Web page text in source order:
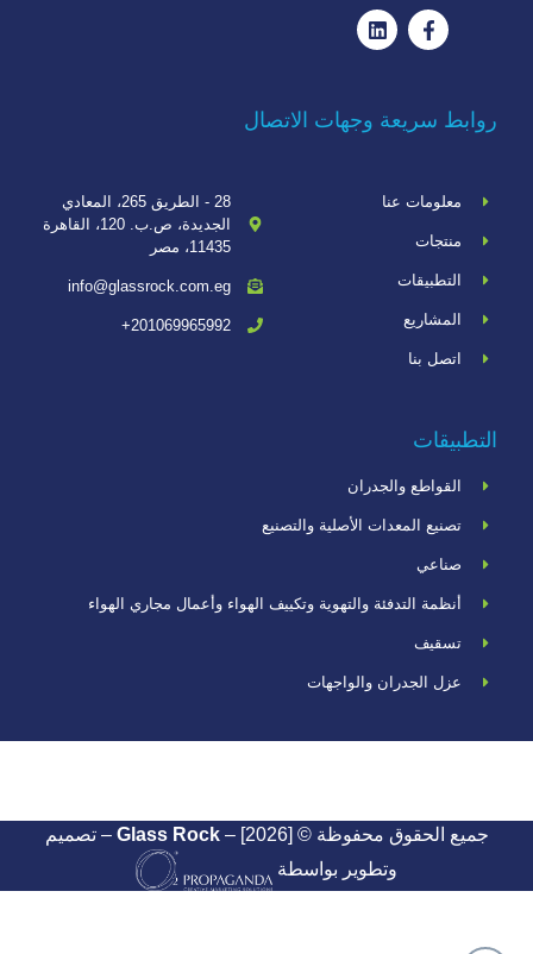
روابط سريعة وجهات الاتصال
معلومات عنا
منتجات
التطبيقات
المشاريع
اتصل بنا
28 - الطريق 265، المعادي
الجديدة، ص.ب. 120، القاهرة
11435، مصر
info@glassrock.com.eg
201069965992+
التطبيقات
القواطع والجدران
تصنيع المعدات الأصلية والتصنيع
صناعي
أنظمة التدفئة والتهوية وتكييف الهواء وأعمال مجاري الهواء
تسقيف
عزل الجدران والواجهات
جميع الحقوق محفوظة © Glass Rock – [2026] – تصميم
وتطوير بواسطة